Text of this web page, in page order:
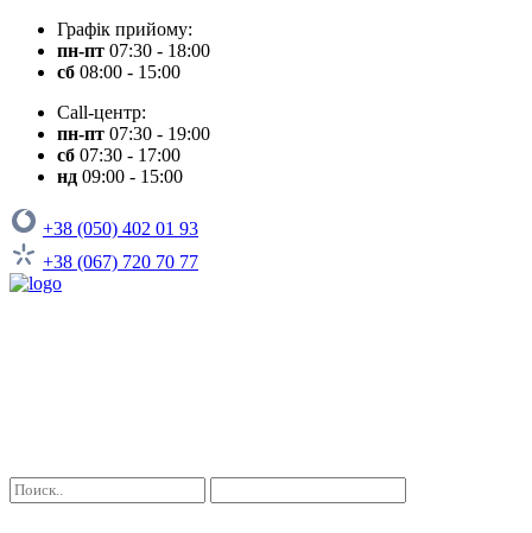
Графік прийому:
пн-пт 07:30 - 18:00
сб 08:00 - 15:00
Call-центр:
пн-пт 07:30 - 19:00
сб 07:30 - 17:00
нд 09:00 - 15:00
+38 (050) 402 01 93
+38 (067) 720 70 77